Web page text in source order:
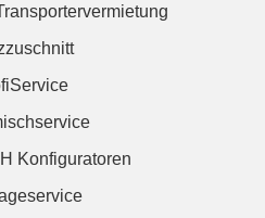
Konfiguratoren